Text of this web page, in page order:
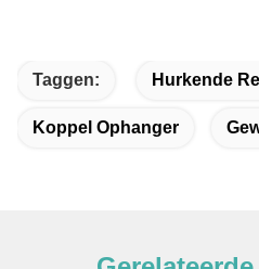
Taggen: Hurkende
Koppel Ophanger